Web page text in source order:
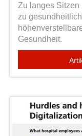
Zu langes Sitzen
zu
Gesundheit.